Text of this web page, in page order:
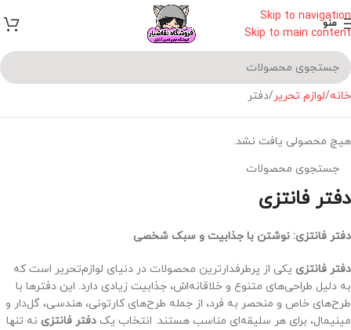
Skip to navigation
Skip to main content
منو
خانه لوازم تحریر دفتر
هیچ محصولی یافت نشد.
دفتر فانتزی
دفتر فانتزی: نوشتن با جذابیت و سبک شخصی
دفتر فانتزی یکی از پرطرفدارترین محصولات در دنیای لوازم‌تحریر است که
به دلیل طراحی‌های متنوع و خلاقانه‌اش، جذابیت زیادی دارد. این دفترها با
طرح‌های خاص و منحصر به فرد، از جمله طرح‌های کارتونی، هندسی، گل‌دار و
مینیمال، برای هر سلیقه‌ای مناسب هستند. انتخاب یک دفتر فانتزی نه تنها